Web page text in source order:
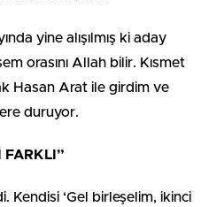
yine alışılmış ki aday
orasını Allah bilir. Kısmet
Hasan Arat ile girdim ve
duruyor.
FARKLI”
Kendisi ‘Gel birleşelim, ikinci